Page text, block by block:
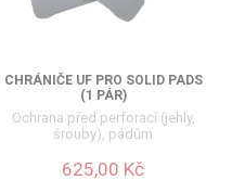
CHRÁNIČE UF PRO SOLID PADS
(1 PÁR)
Ochrana před perforací (jehly,
šrouby), pádům
625,00 Kč